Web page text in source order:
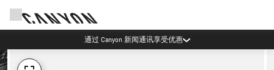
通过 Canyon 新闻通讯享受优惠